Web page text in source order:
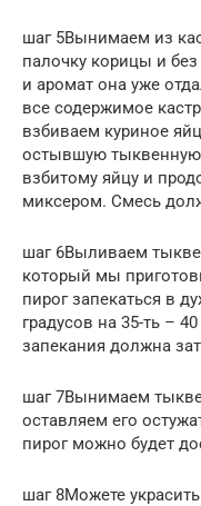
шаг 5Вынимаем из
палочку корицы и
и аромат она уже
все содержимое
взбиваем куриное
остывшую тыквенную
взбитому яйцу и
миксером. Смесь
шаг 6Выливаем
который мы
пирог запекаться в
градусов на 35-ть –
запекания должна
шаг 7Вынимаем
оставляем его
пирог можно будет
шаг 8Можете